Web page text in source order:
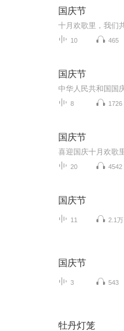
国庆节
10 465
国庆节
8 1726
国庆节
20 4542
国庆节
11 2.1万
国庆节
3 543
牡丹灯笼